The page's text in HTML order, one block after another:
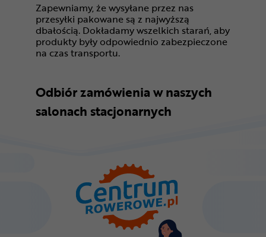
Zapewniamy, że wysyłane przez nas
przesyłki pakowane są z najwyższą
dbałością. Dokładamy wszelkich starań, aby
produkty były odpowiednio zabezpieczone
na czas transportu.
Odbiór zamówienia w naszych
salonach stacjonarnych